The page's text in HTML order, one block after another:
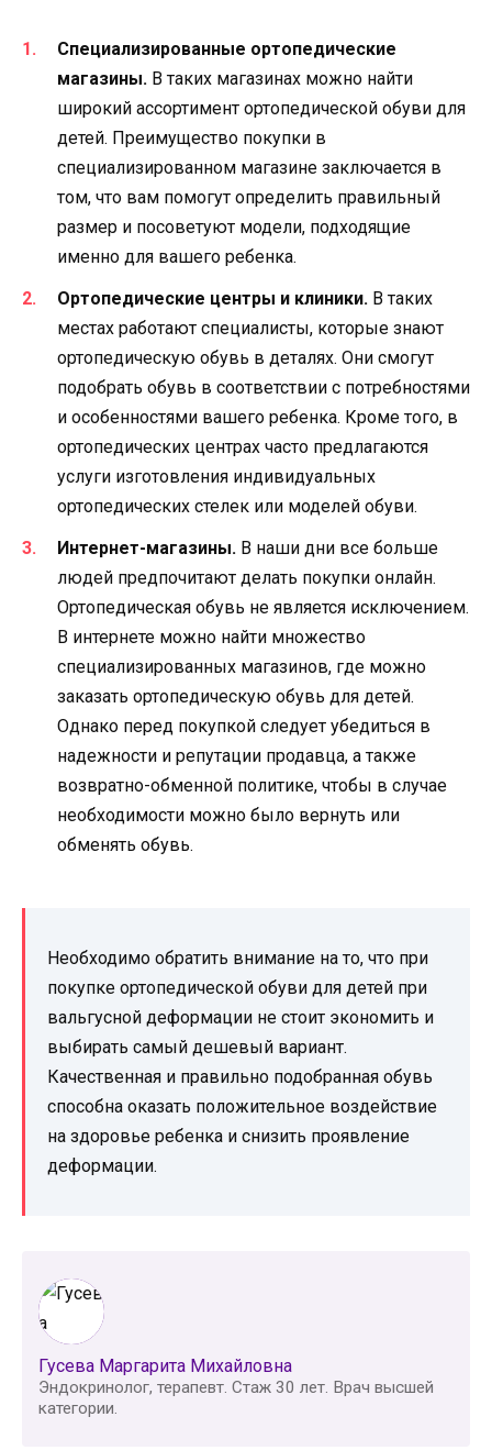
Специализированные ортопедические
магазины. В таких магазинах можно найти
широкий ассортимент ортопедической обуви для
детей. Преимущество покупки в
специализированном магазине заключается в
том, что вам помогут определить правильный
размер и посоветуют модели, подходящие
именно для вашего ребенка.
Ортопедические центры и клиники. В таких
местах работают специалисты, которые знают
ортопедическую обувь в деталях. Они смогут
подобрать обувь в соответствии с потребностями
и особенностями вашего ребенка. Кроме того, в
ортопедических центрах часто предлагаются
услуги изготовления индивидуальных
ортопедических стелек или моделей обуви.
Интернет-магазины. В наши дни все больше
людей предпочитают делать покупки онлайн.
Ортопедическая обувь не является исключением.
В интернете можно найти множество
специализированных магазинов, где можно
заказать ортопедическую обувь для детей.
Однако перед покупкой следует убедиться в
надежности и репутации продавца, а также
возвратно-обменной политике, чтобы в случае
необходимости можно было вернуть или
обменять обувь.
Необходимо обратить внимание на то, что при
покупке ортопедической обуви для детей при
вальгусной деформации не стоит экономить и
выбирать самый дешевый вариант.
Качественная и правильно подобранная обувь
способна оказать положительное воздействие
на здоровье ребенка и снизить проявление
деформации.
Гусева Маргарита Михайловна
Эндокринолог, терапевт. Стаж 30 лет. Врач высшей
категории.